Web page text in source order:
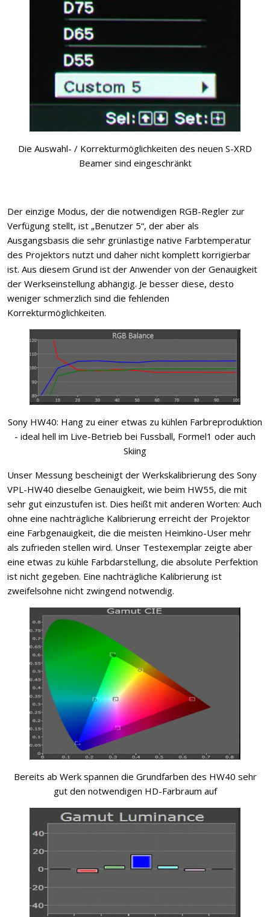
Die Auswahl- / Korrekturmöglichkeiten des neuen S-XRD
Beamer sind eingeschränkt
Der einzige Modus, der die notwendigen RGB-Regler zur
Verfügung stellt, ist „Benutzer 5“, der aber als
Ausgangsbasis die sehr grünlastige native Farbtemperatur
des Projektors nutzt und daher nicht komplett korrigierbar
ist. Aus diesem Grund ist der Anwender von der Genauigkeit
der Werkseinstellung abhängig. Je besser diese, desto
weniger schmerzlich sind die fehlenden
Korrekturmöglichkeiten.
Sony HW40: Hang zu einer etwas zu kühlen Farbreproduktion
- ideal hell im Live-Betrieb bei Fussball, Formel1 oder auch
Skiing
Unser Messung bescheinigt der Werkskalibrierung des Sony
VPL-HW40 dieselbe Genauigkeit, wie beim HW55, die mit
sehr gut einzustufen ist. Dies heißt mit anderen Worten: Auch
ohne eine nachträgliche Kalibrierung erreicht der Projektor
eine Farbgenauigkeit, die die meisten Heimkino-User mehr
als zufrieden stellen wird. Unser Testexemplar zeigte aber
eine etwas zu kühle Farbdarstellung, die absolute Perfektion
ist nicht gegeben. Eine nachträgliche Kalibrierung ist
zweifelsohne nicht zwingend notwendig.
Bereits ab Werk spannen die Grundfarben des HW40 sehr
gut den notwendigen HD-Farbraum auf